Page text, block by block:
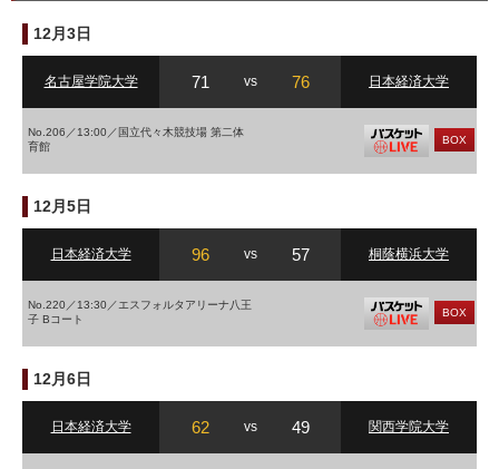
12月3日
名古屋学院大学 71 vs 76 日本経済大学
No.206／13:00／国立代々木競技場 第二体
育館
BOX
12月5日
日本経済大学 96 vs 57 桐蔭横浜大学
No.220／13:30／エスフォルタアリーナ八王
子 Bコート
BOX
12月6日
日本経済大学 62 vs 49 関西学院大学